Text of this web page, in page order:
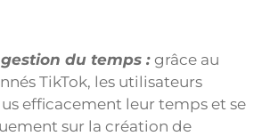
du temps : grâce au
TikTok, les utilisateurs
efficacement leur temps et se
sur la création de